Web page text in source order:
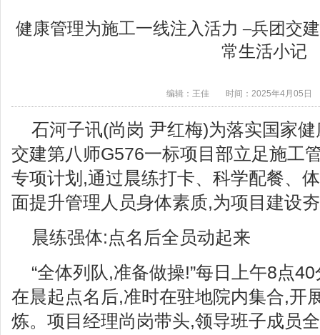
健康管理为施工一线注入活力 –兵团交
常生活小记
编辑：王佳 时间：2025年4月05日
石河子讯(尚岗 尹红梅)为落实国家
交建第八师G576一标项目部立足施工
专项计划,通过晨练打卡、科学配餐、
面提升管理人员身体素质,为项目建设
晨练强体:点名后全员动起来
“全体列队,准备做操!”每日上午8点
在晨起点名后,准时在驻地院内集合,开
炼。项目经理尚岗带头,领导班子成员